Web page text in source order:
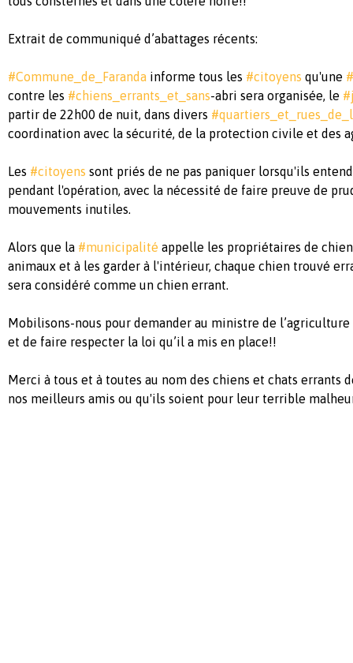
Extrait de communiqué d’abattages récents:
#Commune_de_Faranda informe tous les #citoyens qu'une
contre les #chiens_errants_et_sans-abri sera organisée, le
partir de 22h00 de nuit, dans divers
coordination avec la sécurité, de la protection civile et des
Les #citoyens sont priés de ne pas paniquer lorsqu'ils
pendant l'opération, avec la nécessité de faire preuve de
mouvements inutiles.
Alors que la #municipalité appelle les propriétaires de
animaux et à les garder à l'intérieur, chaque chien trouvé
sera considéré comme un chien errant.
Mobilisons-nous pour demander au ministre de
et de faire respecter la loi qu’il a mis en place!!
Merci à tous et à toutes au nom des chiens et chats errants
nos meilleurs amis ou qu'ils soient pour leur terrible